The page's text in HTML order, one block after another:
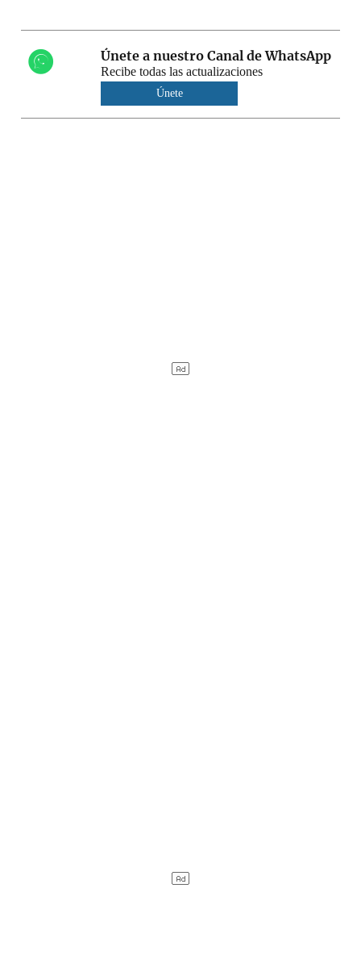
Únete a nuestro Canal de WhatsApp
Recibe todas las actualizaciones
Únete